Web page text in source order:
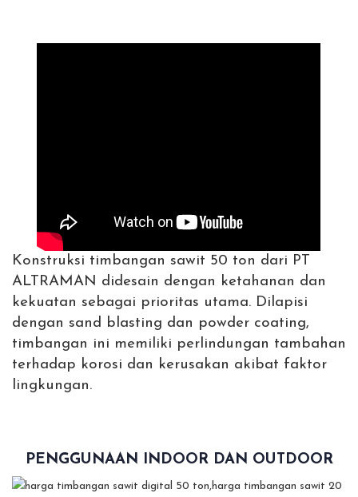
Konstruksi timbangan sawit 50 ton dari PT
ALTRAMAN didesain dengan ketahanan dan
kekuatan sebagai prioritas utama. Dilapisi
dengan sand blasting dan powder coating,
timbangan ini memiliki perlindungan tambahan
terhadap korosi dan kerusakan akibat faktor
lingkungan.
PENGGUNAAN INDOOR DAN OUTDOOR